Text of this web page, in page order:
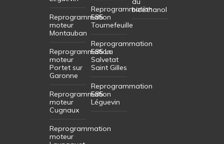
Reprogrammation
moteur
Montauban
Reprogrammation
moteur
Portet sur
Garonne
Reprogrammation
moteur
Cugnaux
Reprogrammation
moteur
Reprogrammation
E85
Tournefeuille
Reprogrammation
E85 La
Salvetat
Saint Gilles
Reprogrammation
E85
Léguevin
bioéthanol